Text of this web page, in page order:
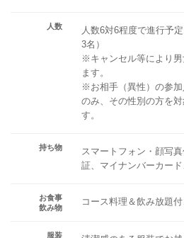
人数
人数6対6程度で進行予
3名）
※キャンセル等により
ます。
※お相手（異性）の参
のみ、その性別の方を
す。
持ち物
スマートフォン・顔写
証、マイナンバーカード
お食事
飲み物
コース料理＆飲み放題付
服装